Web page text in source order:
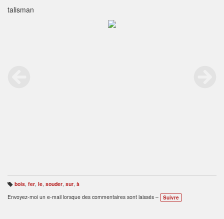
talisman
B
ali
s
bois, fer, le, souder, sur, à
Envoyez-moi un e-mail lorsque des commentaires sont laissés –
Suivre